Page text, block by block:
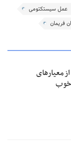
عمل سیستکتومی
فریمان
معیارهای